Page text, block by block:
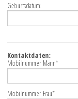
Geburtsdatum:
Kontaktdaten:
Mobilnummer Mann*
Mobilnummer Frau*